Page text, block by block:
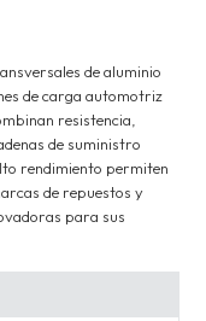
de aluminio
de carga automotriz
resistencia,
de suministro
rendimiento permiten
de repuestos y
para sus